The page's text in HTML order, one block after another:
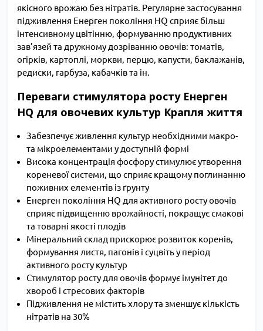
якісного врожаю без нітратів. Регулярне застосування
підживлення Енерген покоління HQ сприяє більш
інтенсивному цвітінню, формуванню продуктивних
зав’язей та дружному дозріванню овочів: томатів,
огірків, картоплі, моркви, перцю, капусти, баклажанів,
редиски, гарбуза, кабачків та ін.
Переваги стимулятора росту Енерген
HQ для овочевих культур Крапля життя
Забезпечує живлення культур необхідними макро-
та мікроелементами у доступній формі
Висока концентрація фосфору стимулює утворення
кореневої системи, що сприяє кращому поглинанню
поживних елементів із ґрунту
Енерген покоління HQ для активного росту овочів
сприяє підвищенню врожайності, покращує смакові
та товарні якості плодів
Мінеральний склад прискорює розвиток коренів,
формування листя, пагонів і суцвіть у період
активного росту культур
Стимулятор росту для овочів формує імунітет до
хвороб і стресових факторів
Підживлення не містить хлору та зменшує кількість
нітратів на 30%